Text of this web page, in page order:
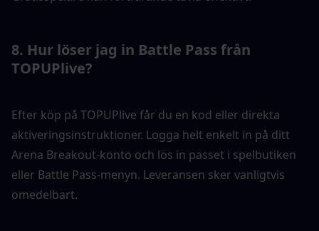
8. Hur löser jag in Battle Pass från
TOPUPlive?
Efter köp på TOPUPlive får du en kod eller direkta
aktiveringsinstruktioner. Logga helt enkelt in på ditt
Arena Breakout-konto och lös in passet i spelbutiken
eller Battle Pass-menyn. Leveransen sker vanligtvis
omedelbart.